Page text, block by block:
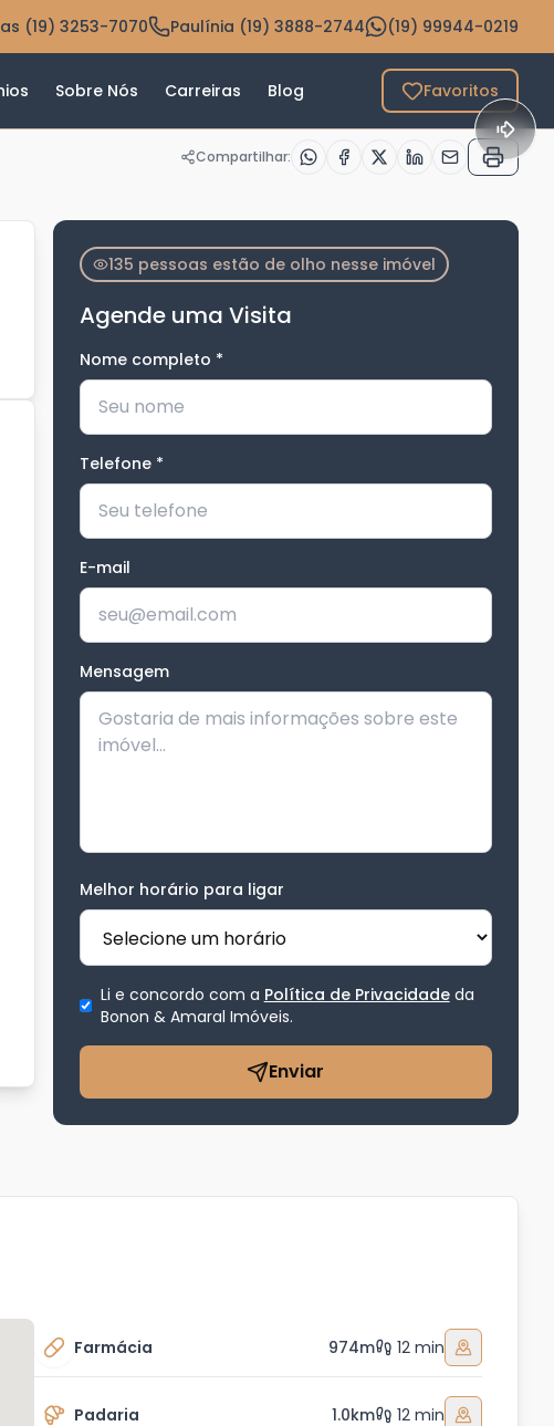
(19) 3253-7070 Paulínia (19) 3888-2744 (19) 99944-0219
Sobre Nós Carreiras Blog Favoritos
Compartilhar:
135 pessoas estão de olho nesse imóvel
Agende uma Visita
Nome completo *
Telefone *
E-mail
Mensagem
Melhor horário para ligar
Li e concordo com a Política de Privacidadeda
Bonon & Amaral Imóveis.
Enviar
Farmácia 974m 12 min
Padaria 1.0km 12 min